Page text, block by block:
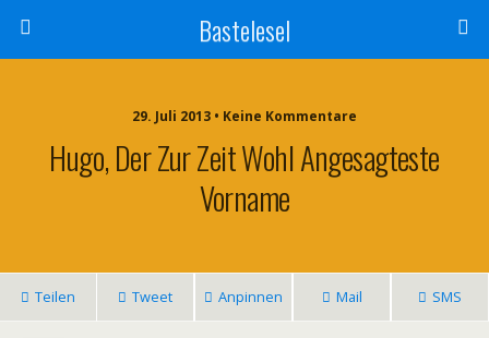
Bastelesel
29. Juli 2013 • Keine Kommentare
Hugo, Der Zur Zeit Wohl Angesagteste
Vorname
Teilen Tweet Anpinnen Mail SMS